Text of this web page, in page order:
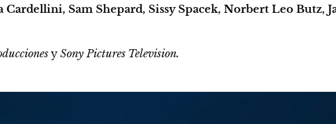
Cardellini, Sam Shepard, Sissy Spacek, Norbert Leo Butz,
ySony Pictures Television.